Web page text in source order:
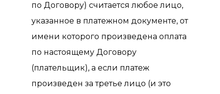
по Договору) считается любое лицо,
указанное в платежном документе, от
имени которого произведена оплата
по настоящему Договору
(плательщик), а если платеж
произведен за третье лицо (и это